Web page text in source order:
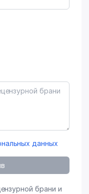
данных
брани и